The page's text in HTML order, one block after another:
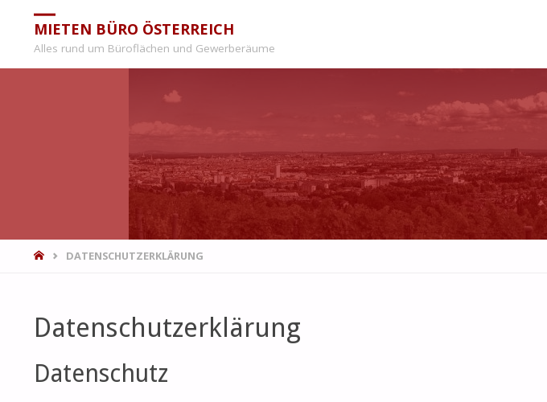
MIETEN BÜRO ÖSTERREICH
Alles rund um Büroflächen und Gewerberäume
STARTDATENSCHUTZERKLÄRUNG
Datenschutzerklärung
Datenschutz